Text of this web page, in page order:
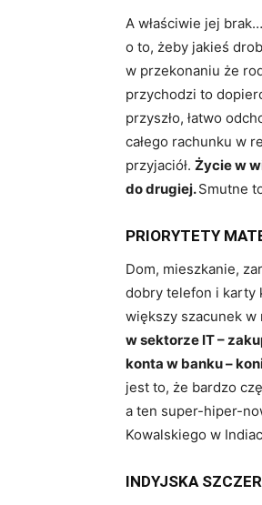
A właściwie jej
o to, żeby jakieś
w przekonaniu że
przychodzi to
przyszło, łatwo
całego rachunku w
przyjaciół. Życie w
do drugiej.Smutne
PRIORYTETY
Dom, mieszkanie,
dobry telefon i karty
większy szacunek w
w sektorze IT –
konta w banku –
jest to, że bardzo
a ten super-hiper-
Kowalskiego w
INDYJSKA